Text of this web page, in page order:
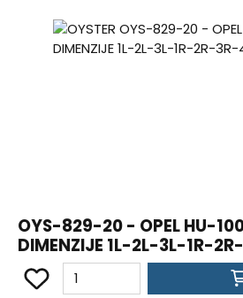
OYS-829-20 - OPEL HU-
DIMENZIJE 1L-2L-3L-1R-